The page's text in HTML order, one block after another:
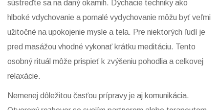
sústreďte sa na daný okamih. Dýchacie techniky ako
hlboké vdychovanie a pomalé vydychovanie môžu byť veľmi
užitočné na upokojenie mysle a tela. Pre niektorých ľudí je
pred masážou vhodné vykonať krátku meditáciu. Tento
osobný rituál môže prispieť k zvýšeniu pohodlia a celkovej
relaxácie.
Nemenej dôležitou časťou prípravy je aj komunikácia.